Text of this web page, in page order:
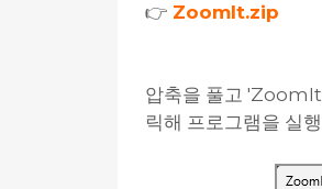
👉 ZoomIt.zip
압축을 풀고
릭해 프로그램을 실